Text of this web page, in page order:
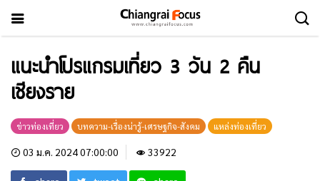
แนะนำโปรแกรมเที่ยว 3 วัน 2 คืน
เชียงราย
ข่าวท่องเที่ยว บทความ-เรื่องน่ารู้-เศรษฐกิจ-สังคม แหล่งท่องเที่ยว
03 ม.ค. 2024 07:00:00 33922